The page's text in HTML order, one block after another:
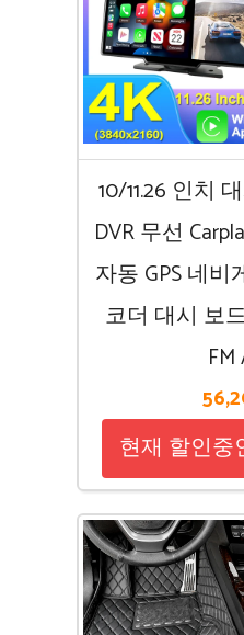
10/11.26 인치
DVR 무선
자동 GPS 네
코더 대시 보
현재 할인중